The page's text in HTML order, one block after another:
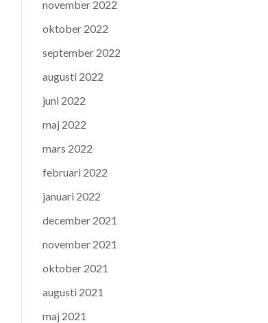
november 2022
oktober 2022
september 2022
augusti 2022
juni 2022
maj 2022
mars 2022
februari 2022
januari 2022
december 2021
november 2021
oktober 2021
augusti 2021
maj 2021